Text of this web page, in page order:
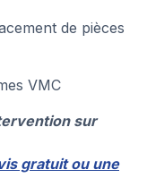
de pièces
VMC
sur
gratuit ou une